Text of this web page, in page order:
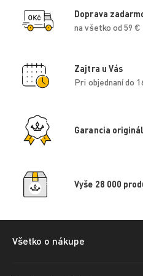
Doprava
na všetko od 59 €
Zajtra u Vás
Pri objednaní do
Garancia
Vyše 28 000
Všetko o nákupe